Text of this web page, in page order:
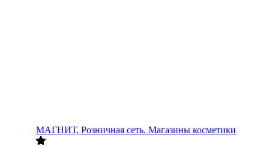
МАГНИТ, Розничная сеть. Магазины косметики